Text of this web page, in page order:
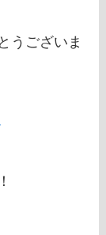
うございま